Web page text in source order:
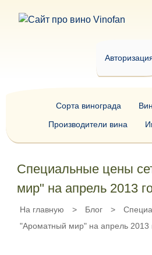
Специальные цены
мир" на апрель 2013
На главную > Блог >
"Ароматный мир" на апрель 2013
Сорта винограда
Производители вина